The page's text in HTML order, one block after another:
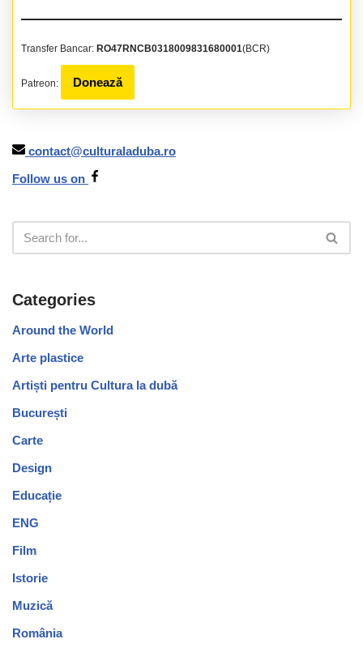
Transfer Bancar: RO47RNCB0318009831680001(BCR)
Patreon: Donează
contact@culturaladuba.ro
Follow us on
Categories
Around the World
Arte plastice
Artiști pentru Cultura la dubă
București
Carte
Design
Educație
ENG
Film
Istorie
Muzică
România